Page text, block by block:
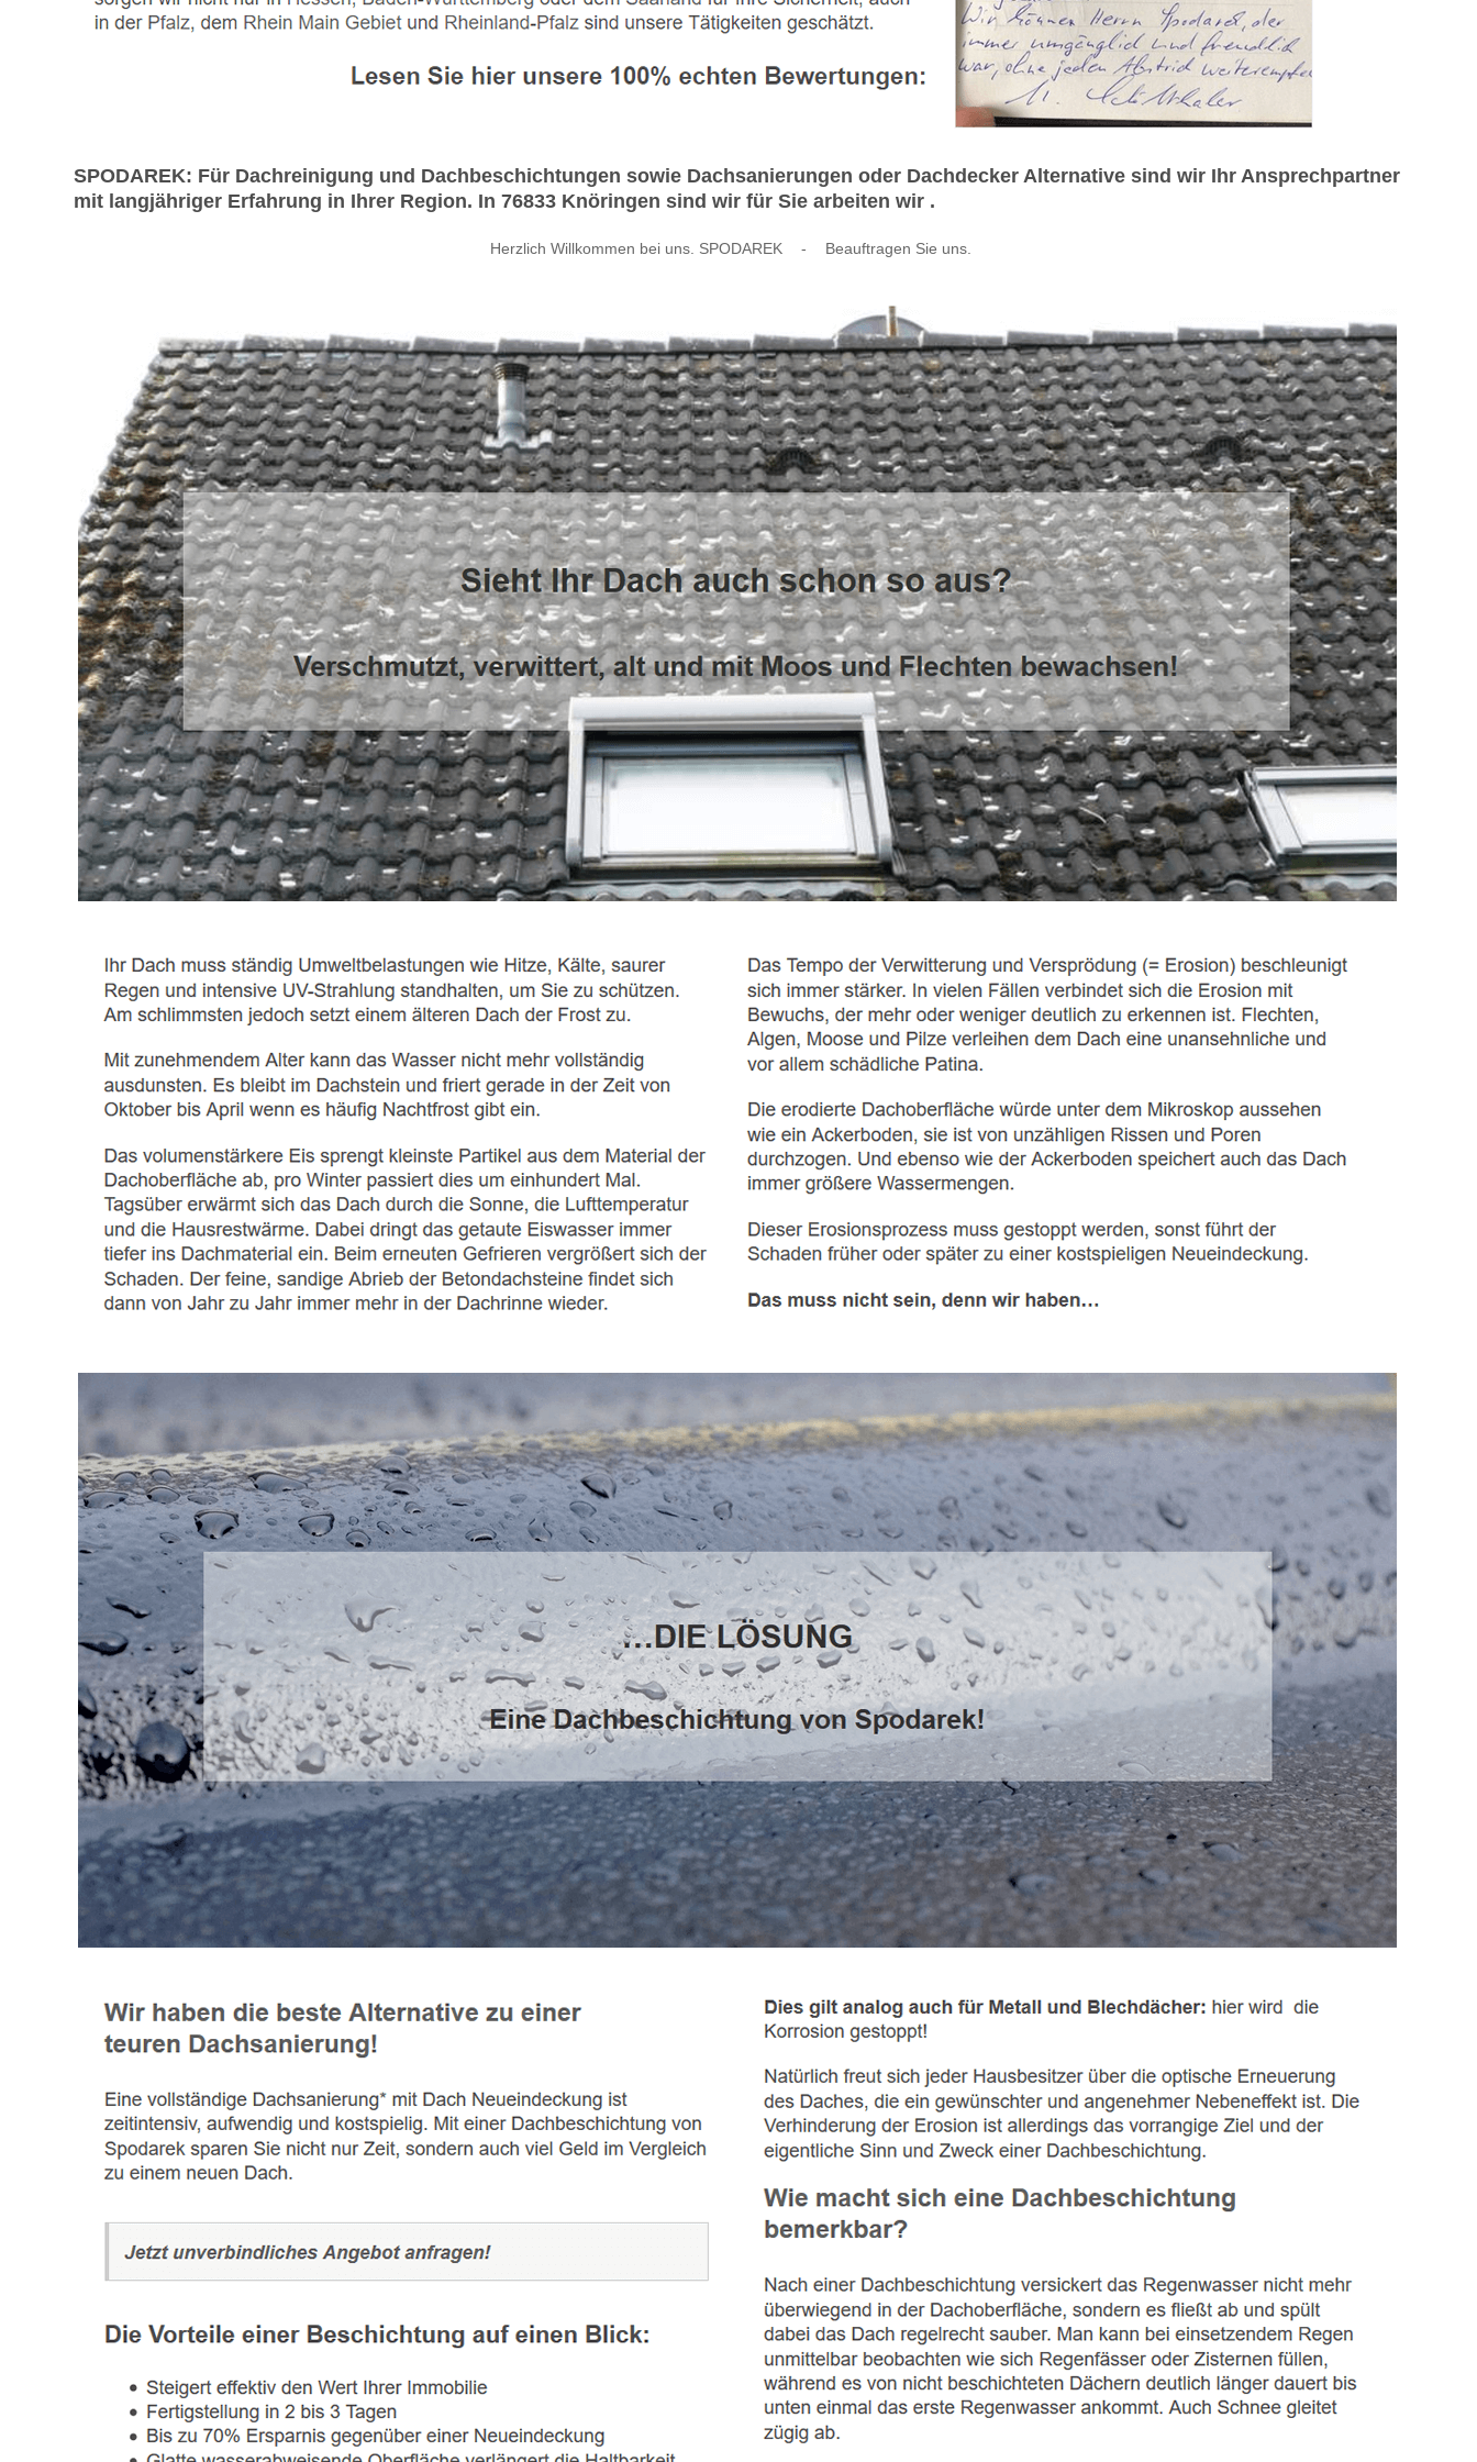
SPODAREK: Für Dachreinigung und Dachbeschichtungen sowie Dachsanierungen oder Dachdecker Alternative sind wir Ihr Ansprechpartner
mit langjähriger Erfahrung in Ihrer Region. In 76833 Knöringen sind wir für Sie arbeiten wir .
Herzlich Willkommen bei uns. SPODAREK - Beauftragen Sie uns.